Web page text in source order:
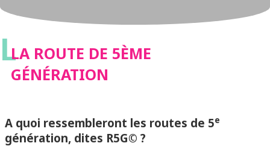
LLA ROUTE DE 5ÈME
GÉNÉRATION
A quoi ressembleront les routes de 5e
génération, dites R5G© ?